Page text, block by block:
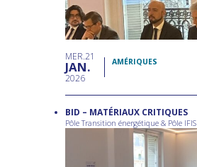
MER 21
JAN
2026
AMÉRIQUES
BID – MATÉRIAUX CRITIQUES
Pôle Transition énergétique & Pôle IFIS